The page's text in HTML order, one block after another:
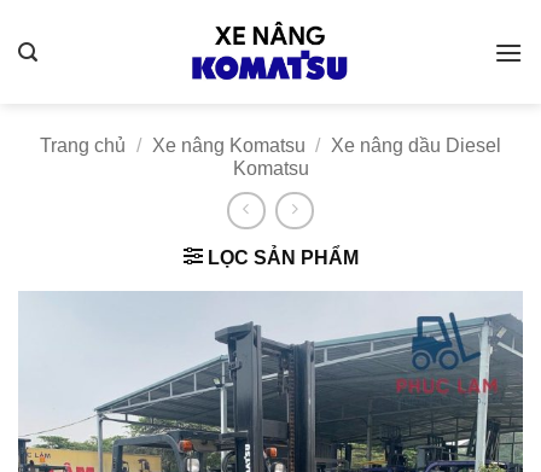
qua
Trang chủ / Xe nâng Komatsu / Xe nâng dầu Diesel
Komatsu
LỌC SẢN PHẨM